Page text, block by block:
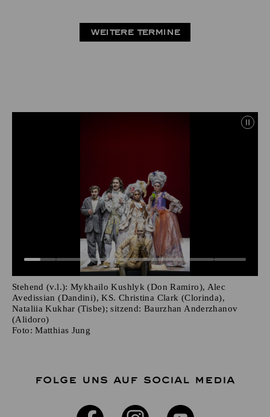
WEITERE TERMINE
Stehend (v.l.): Mykhailo Kushlyk (Don Ramiro), Alec
Avedissian (Dandini), KS. Christina Clark (Clorinda),
Nataliia Kukhar (Tisbe); sitzend: Baurzhan Anderzhanov
(Alidoro)
Foto: Matthias Jung
FOLGE UNS AUF SOCIAL MEDIA